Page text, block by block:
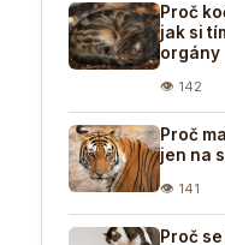
Proč
jak si
orgány
👁 142
Proč
jen na
👁 141
Proč